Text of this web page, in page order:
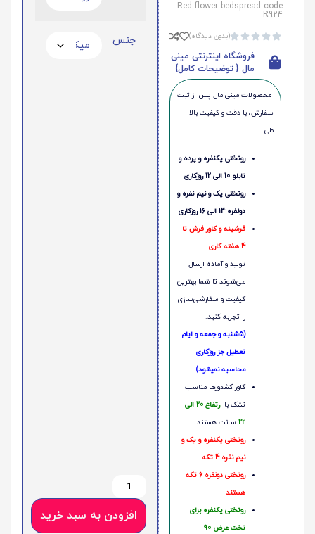
Red flower bedspread code
R924




(بدون دیدگاه)
فروشگاه اینترنتی مینی
مال { توضیحات کامل}
محصولات مینی‌ مال پس از ثبت
سفارش، با دقت و کیفیت بالا
طی:
روتختی یکنفره و پرده و
تابلو 10 الی 12 روزکاری
روتختی یک و نیم نفره و
دونفره 14 الی 16 روزکاری
فرشینه و کاور فرش تا
4 هفته کاری
تولید و آماده ارسال
می‌شوند تا شما بهترین
کیفیت و سفارشی‌سازی
را تجربه کنید.
(5شنبه و جمعه و ایام
تعطیل جز روزکاری
محاسبه نمیشود)
کاور کشدوزها مناسب
تشک با ا
رتفاع 20 الی
22 سانت هستند
روتختی یکنفره و یک و
نیم نفره 4 تکه
روتختی دونفره 6 تکه
هستند
روتختی یکنفره برای
تخت عرض 90
جنس
افزودن به سبد خرید